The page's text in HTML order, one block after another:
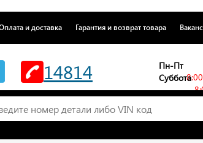
и доставка Гарантия и возврат товара
14814
Пн-Пт
Суббота